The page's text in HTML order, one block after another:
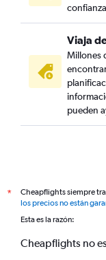
Viaja
Millones
pueden
*
Cheapflights siempre
los precios no están
Esta es la razón:
Cheapflights no